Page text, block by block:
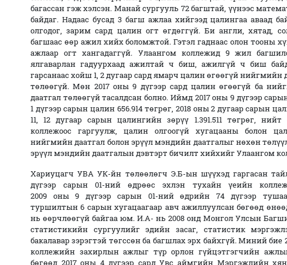
багассан гэж хэлсэн. Манай сургууль 72 багштай, үүнээс
байдаг. Надаас бусад 3 багш ажлаа хийгээд цалингаа аваад
олгодог, зарим сард цалин огт өгдөггүй. Би англи, хятад,
багшаас өөр ажил хийх боломжтой. Гэтэл гаднаас олон тооны
ажлаар огт хангадаггүй. Улаангом коллежид 9 жил
ялгаварлан гадуурхаад ажилтай ч биш, ажилгүй ч биш
гарсанаас хойш 1, 2 дугаар сард ямарч цалин өгөөгүй нийгмийн
төлөөгүй. Мөн 2017 оны 9 дүгээр сард цалин өгөөгүй ба
даатгал төлөөгүй тасалдсан болно. Иймд 2017 оны 9 дүгээр
1 дүгээр сарын цалин 656.914 төгрөг, 2018 оны 2 дугаар сарын
11, 12 дугаар сарын цалингийн зөрүү 1.391.511 төгрөг, нийт
коллежоос гаргуулж, цалин олгоогүй хугацааны болон
нийгмийн даатгал болон эрүүл мэндийн даатгалыг нөхөн
эрүүл мэндийн даатгалын дэвтэрт бичилт хийхийг Улаангом
Хариуцагч УВА УК-йн төлөөлөгч Э.Б-ын шүүхэд гаргасан
дүгээр сарын 01-ний өдрөөс эхлэн тухайн үеийн
2009 оны 9 дүгээр сарын 01-ний өдрийн 74 дүгээр
туршилтын 6 сарын хугацаагаар авч ажиллуулсан бөгөөд
нь өөрчлөөгүй байгаа юм. И.А- нь 2008 онд Монгол Улсын
статистикийн сургуулийг эдийн засаг, статистик
бакалавар зэрэгтэй төгссөн ба багшлах эрх байхгүй. Миний бие
коллежийн захирлын ажлыг түр орлон гүйцэтгэгчийн
бөгөөд 2017 оны 4 дүгээр сард Увс аймгийн Мэргэжлийн